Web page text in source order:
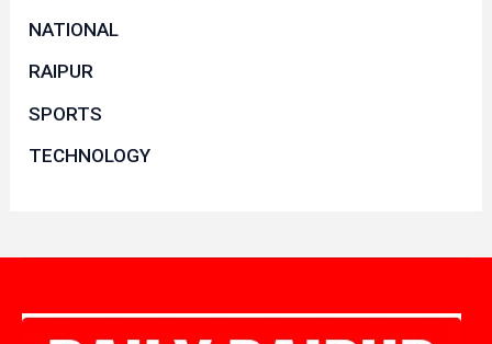
NATIONAL
RAIPUR
SPORTS
TECHNOLOGY